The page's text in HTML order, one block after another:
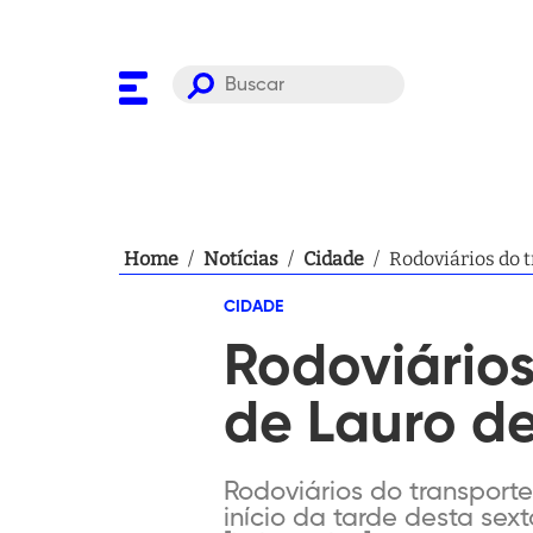
Home / Notícias / Cidade / Rodoviários do
CIDADE
de Lauro
Rodoviários do
início da tarde desta